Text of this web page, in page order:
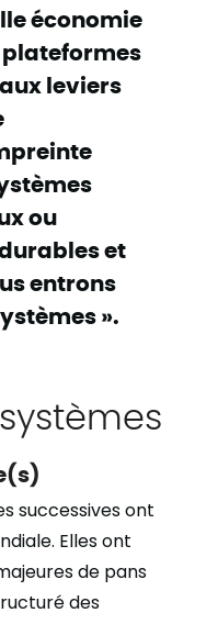
économie
plateformes
leviers
ou
et
entrons
».
successives ont
Elles ont
de pans
des